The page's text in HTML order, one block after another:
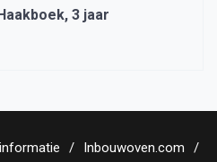
3 jaar
Inbouwoven.com